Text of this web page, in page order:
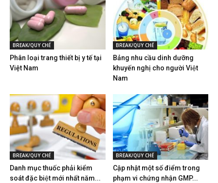
BREAK/QUY CHẾ
Phân loại trang thiết bị y tế tại
Việt Nam
BREAK/QUY CHẾ
Bảng nhu cầu dinh dưỡng
khuyến nghị cho người Việt
Nam
BREAK/QUY CHẾ
Danh mục thuốc phải kiểm
soát đặc biệt mới nhất năm...
BREAK/QUY CHẾ
Cập nhật một số điểm trong
phạm vi chứng nhận GMP...